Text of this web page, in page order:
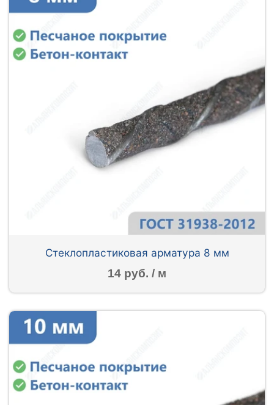
Стеклопластиковая арматура 8 мм
14 руб. / м